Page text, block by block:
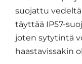
suojattu
täyttää IP57-
joten sytytintä
haastavissakin